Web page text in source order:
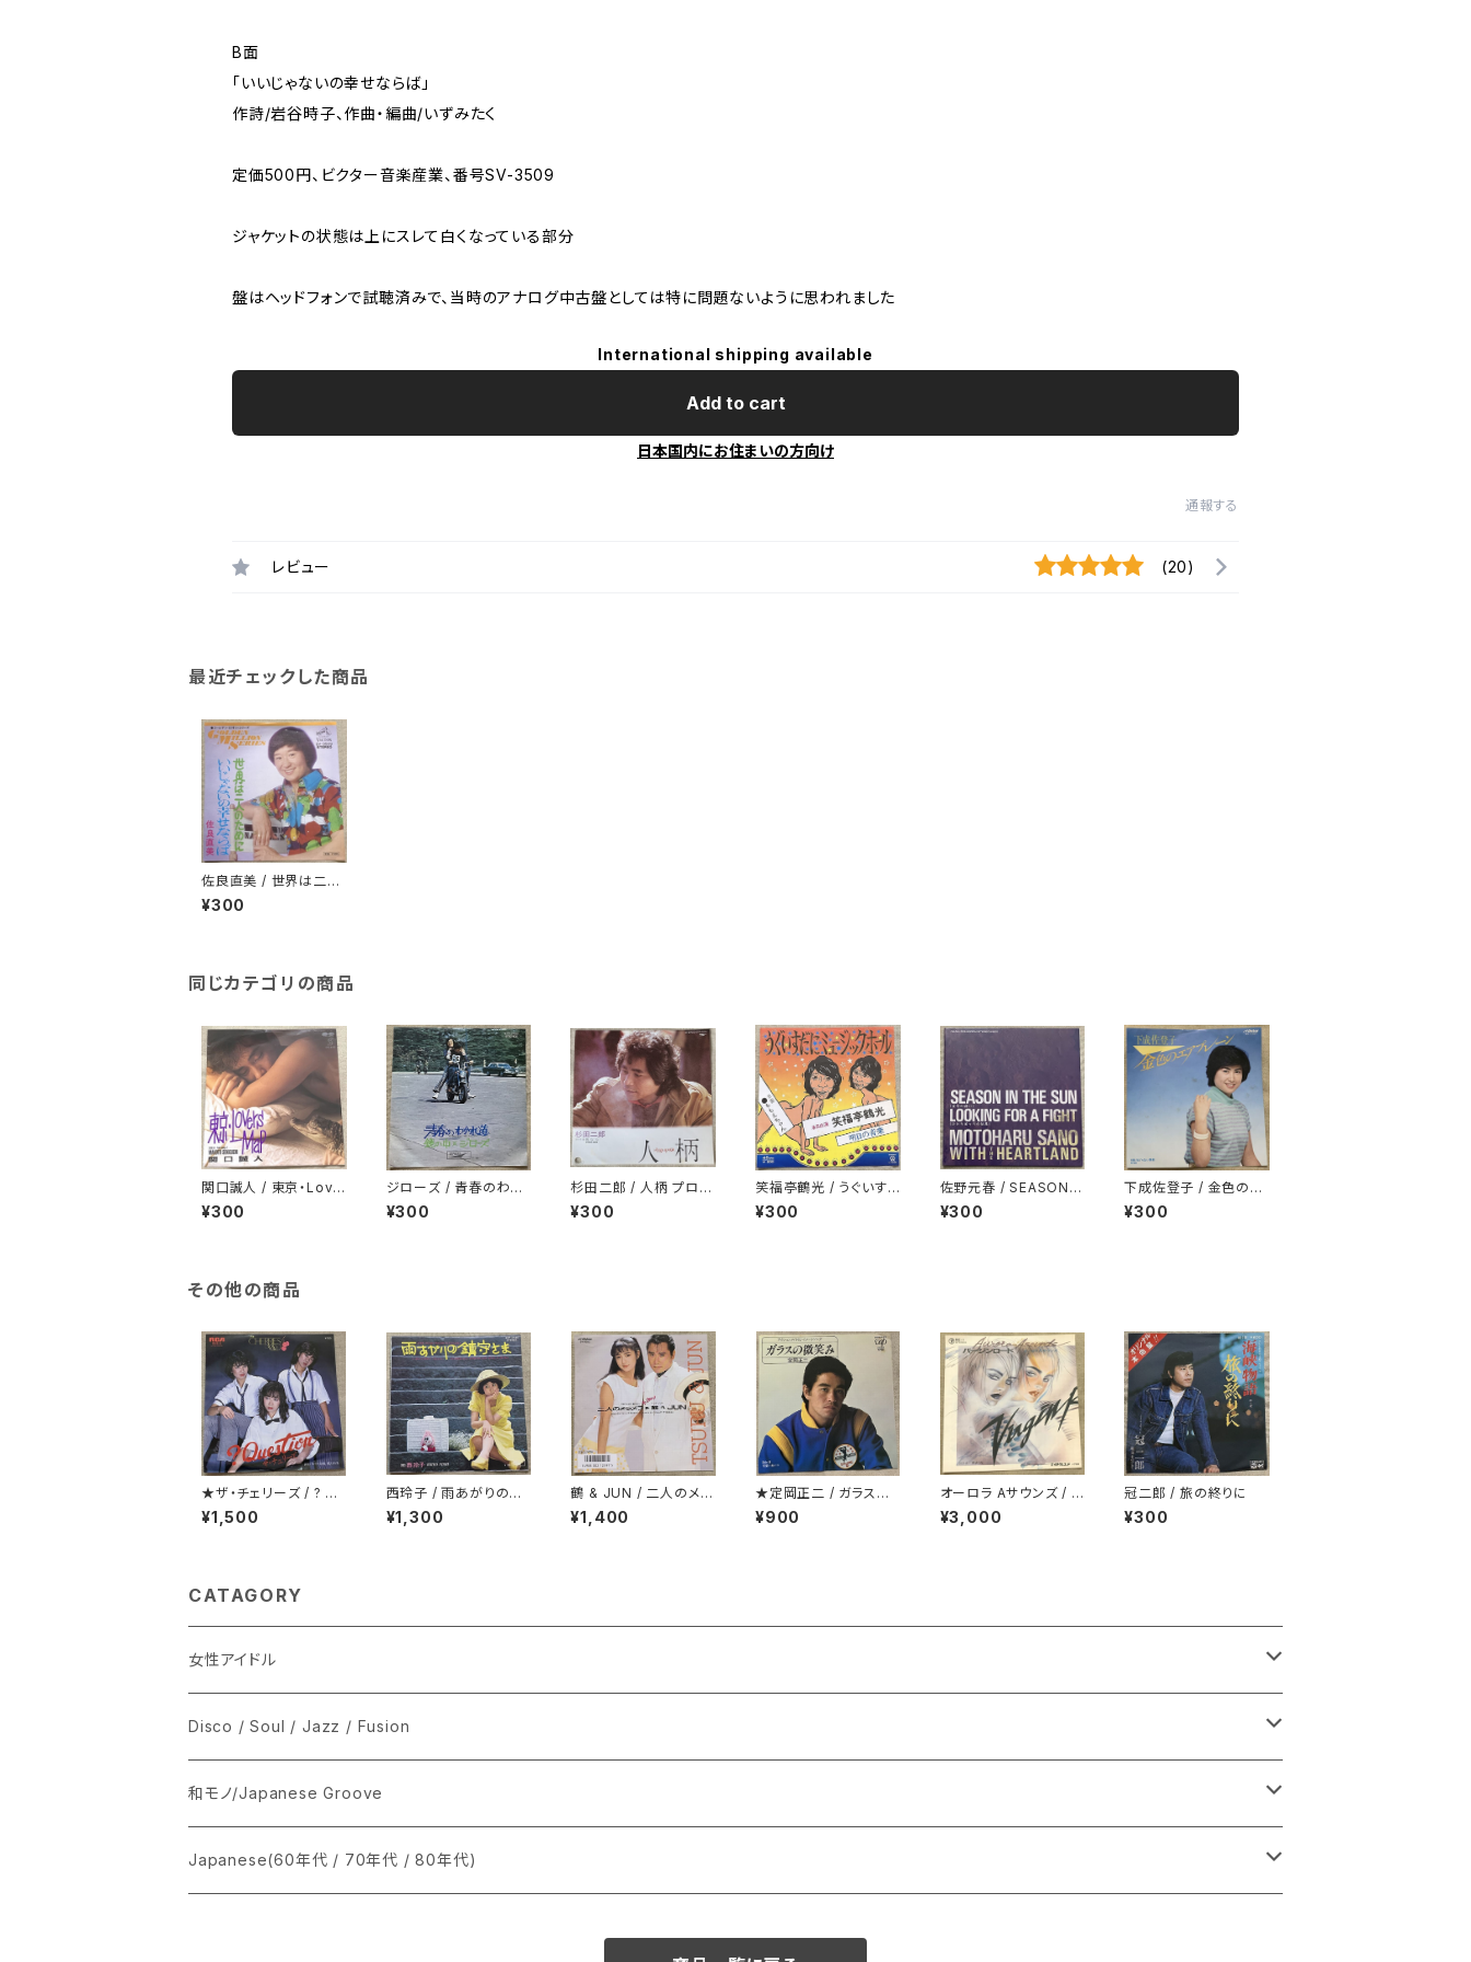
B面
「いいじゃないの幸せならば」
作詩/岩谷時子、作曲・編曲/いずみたく
定価500円、ビクター音楽産業、番号SV-3509
ジャケットの状態は上にスレて白くなっている部分
盤はヘッドフォンで試聴済みで、当時のアナログ中古盤としては特に問題ないように思われました
International shipping available
Add to cart
日本国内にお住まいの方向け
通報する
レビュー (20)
最近チェックした商品
佐良直美 / 世界は二人
のために
¥300
同じカテゴリの商品
関口誠人 / 東京・Love
rs Map
¥300
ジローズ / 青春のわか
れ道
¥300
杉田二郎 / 人柄 プロモ
白ラベル
¥300
笑福亭鶴光 / うぐいす
だにミュージックホール
¥300
佐野元春 / SEASON I
N THE SUN -夏草の
誘い
¥300
下成佐登子 / 金色のエ
アプレーン
¥300
その他の商品
★ザ・チェリーズ / ? Qu
estion
¥1,500
西玲子 / 雨あがりの鎮
守さま プロモ
¥1,300
鶴 & JUN / 二人のメラ
メラ
¥1,400
★定岡正二 / ガラスの
微笑み
¥900
オーロラ Aサウンズ / バ
ージンロード
¥3,000
冠二郎 / 旅の終りに
¥300
CATAGORY
女性アイドル
シングル盤
あ行
か行
LP
CD
Disco / Soul / Jazz / Fusion
シングル盤
A
12インチ・シングル
和モノ/Japanese Groove
シングル盤
Japanese(60年代 / 70年代 / 80年代)